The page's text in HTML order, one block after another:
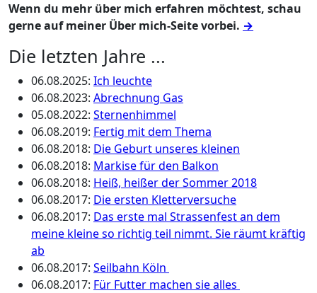
Wenn du mehr über mich erfahren möchtest, schau
gerne auf meiner Über mich-Seite vorbei. →
Die letzten Jahre ...
06.08.2025: Ich leuchte
06.08.2023: Abrechnung Gas
05.08.2022: Sternenhimmel
06.08.2019: Fertig mit dem Thema
06.08.2018: Die Geburt unseres kleinen
06.08.2018: Markise für den Balkon
06.08.2018: Heiß, heißer der Sommer 2018
06.08.2017: Die ersten Kletterversuche
06.08.2017: Das erste mal Strassenfest an dem
meine kleine so richtig teil nimmt. Sie räumt kräftig
ab
06.08.2017: Seilbahn Köln
06.08.2017: Für Futter machen sie alles